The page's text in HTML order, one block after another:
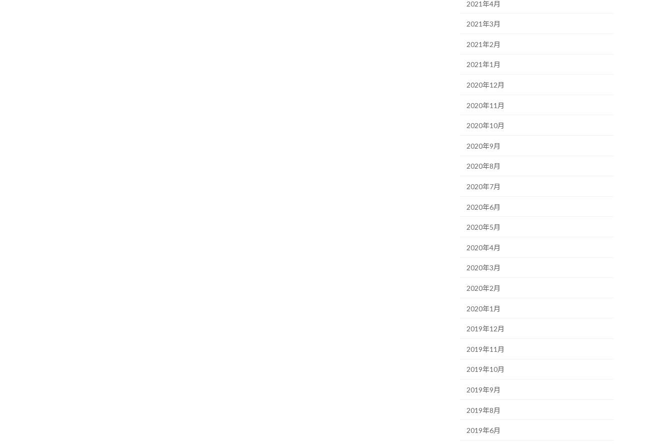
2021年4月
2021年3月
2021年2月
2021年1月
2020年12月
2020年11月
2020年10月
2020年9月
2020年8月
2020年7月
2020年6月
2020年5月
2020年4月
2020年3月
2020年2月
2020年1月
2019年12月
2019年11月
2019年10月
2019年9月
2019年8月
2019年6月